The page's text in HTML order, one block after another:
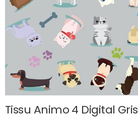
Tissu Animo 4 Digital Gris